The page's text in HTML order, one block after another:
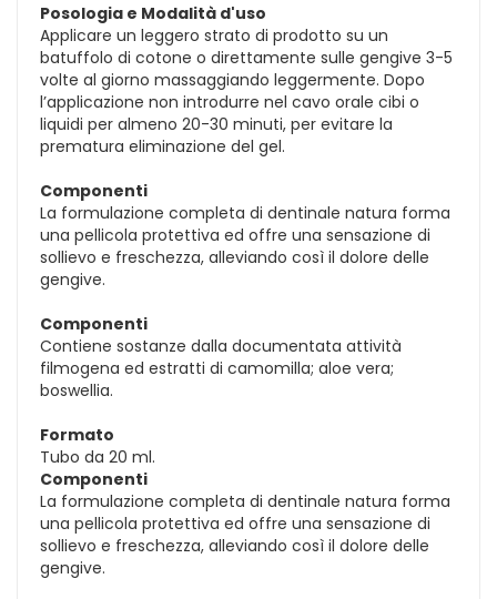
Posologia e Modalità d'uso
Applicare un leggero strato di prodotto su un
batuffolo di cotone o direttamente sulle gengive 3-5
volte al giorno massaggiando leggermente. Dopo
l’applicazione non introdurre nel cavo orale cibi o
liquidi per almeno 20-30 minuti, per evitare la
prematura eliminazione del gel.
Componenti
La formulazione completa di dentinale natura forma
una pellicola protettiva ed offre una sensazione di
sollievo e freschezza, alleviando così il dolore delle
gengive.
Componenti
Contiene sostanze dalla documentata attività
filmogena ed estratti di camomilla; aloe vera;
boswellia.
Formato
Tubo da 20 ml.
Componenti
La formulazione completa di dentinale natura forma
una pellicola protettiva ed offre una sensazione di
sollievo e freschezza, alleviando così il dolore delle
gengive.